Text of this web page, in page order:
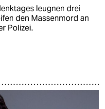
leugnen drei
den Massenmord an
Polizei.